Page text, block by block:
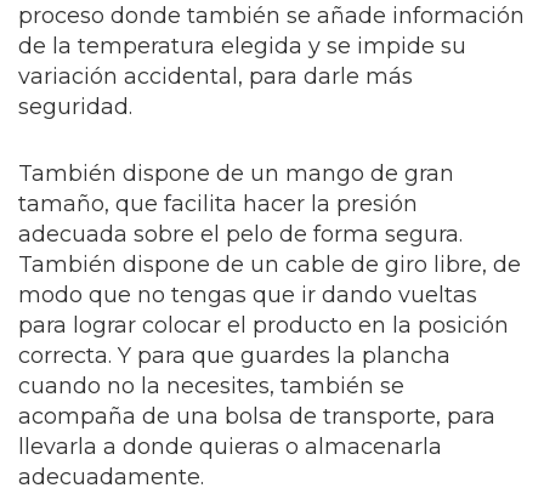
proceso donde también se añade información
de la temperatura elegida y se impide su
variación accidental, para darle más
seguridad.
También dispone de un mango de gran
tamaño, que facilita hacer la presión
adecuada sobre el pelo de forma segura.
También dispone de un cable de giro libre, de
modo que no tengas que ir dando vueltas
para lograr colocar el producto en la posición
correcta. Y para que guardes la plancha
cuando no la necesites, también se
acompaña de una bolsa de transporte, para
llevarla a donde quieras o almacenarla
adecuadamente.